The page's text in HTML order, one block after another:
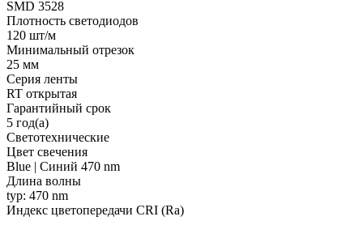
SMD 3528
Плотность светодиодов
120 шт/м
Минимальный отрезок
25 мм
Серия ленты
RT открытая
Гарантийный срок
5 год(а)
Светотехнические
Цвет свечения
Blue | Синий 470 nm
Длина волны
typ: 470 nm
Индекс цветопередачи CRI (Ra)